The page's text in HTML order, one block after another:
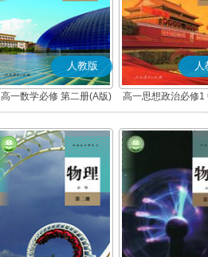
人教版
高一数学必修 第二册(A版)
人
高一思想政治必修1
社会主义(部